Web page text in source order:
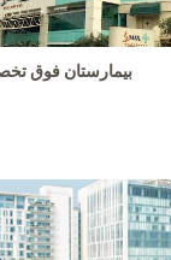
بیمارستان فوق